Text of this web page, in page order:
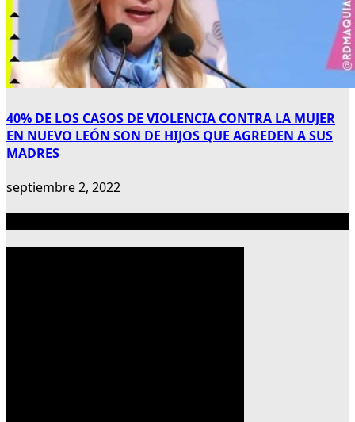
40% DE LOS CASOS DE VIOLENCIA CONTRA LA MUJER
EN NUEVO LEÓN SON DE HIJOS QUE AGREDEN A SUS
MADRES
septiembre 2, 2022